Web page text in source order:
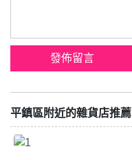
平鎮區附近的雜貨店推薦